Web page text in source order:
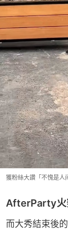
獲粉絲大讚「不愧是人
AfterParty火
而大秀結束後